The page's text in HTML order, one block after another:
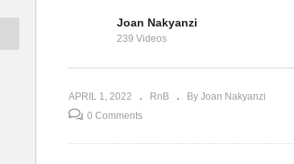
Trap – Shakira (2017)
Joan Nakyanzi
239 Videos
APRIL 1, 2022 RnB
By Joan Nakyanzi
0 Comments